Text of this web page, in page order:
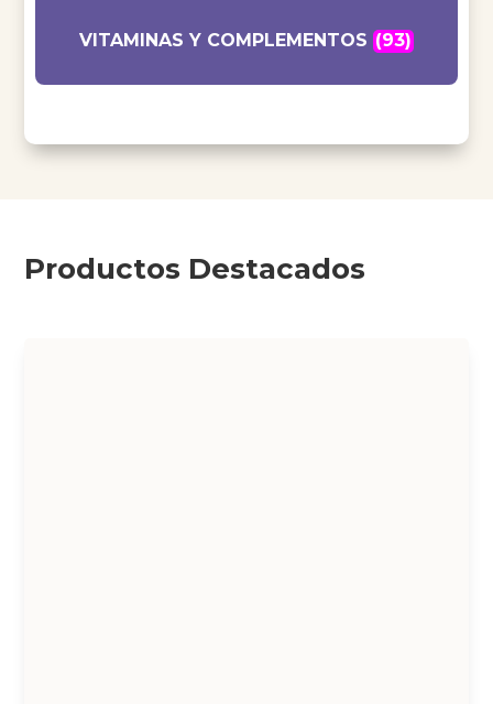
VITAMINAS Y COMPLEMENTOS (93)
Productos Destacados